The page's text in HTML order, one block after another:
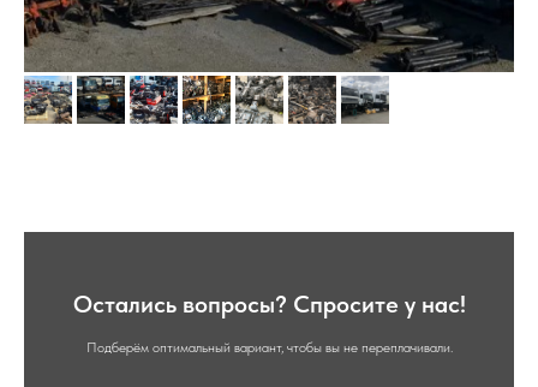
Остались вопросы? Спросите у нас!
Подберём оптимальный вариант, чтобы вы не переплачивали.